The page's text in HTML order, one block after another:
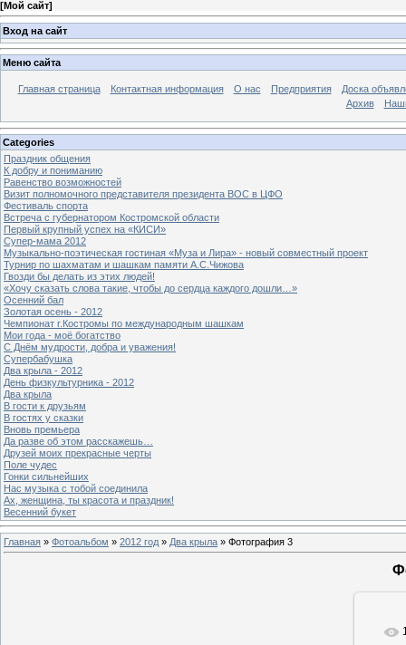
[Мой сайт]
Вход на сайт
Меню сайта
Главная страница Контактная информация О нас Предприятия
Доска
Архив
Categories
Праздник общения
К добру и пониманию
Равенство возможностей
Визит полномочного представителя президента ВОС в ЦФО
Фестиваль спорта
Встреча с губернатором Костромской области
Первый крупный успех на «КИСИ»
Супер-мама 2012
Музыкально-поэтическая гостиная «Муза и Лира» - новый совместный проект
Турнир по шахматам и шашкам памяти А.С.Чижова
Гвозди бы делать из этих людей!
«Хочу сказать слова такие, чтобы до сердца каждого дошли…»
Осенний бал
Золотая осень - 2012
Чемпионат г.Костромы по международным шашкам
Мои года - моё богатство
С Днём мудрости, добра и уважения!
Супербабушка
Два крыла - 2012
День физкультурника - 2012
Два крыла
В гости к друзьям
В гостях у сказки
Вновь премьера
Да разве об этом расскажешь…
Друзей моих прекрасные черты
Поле чудес
Гонки сильнейших
Нас музыка с тобой соединила
Ах, женщина, ты красота и праздник!
Весенний букет
Главная » Фотоальбом » 2012 год » Два крыла » Фотография 3